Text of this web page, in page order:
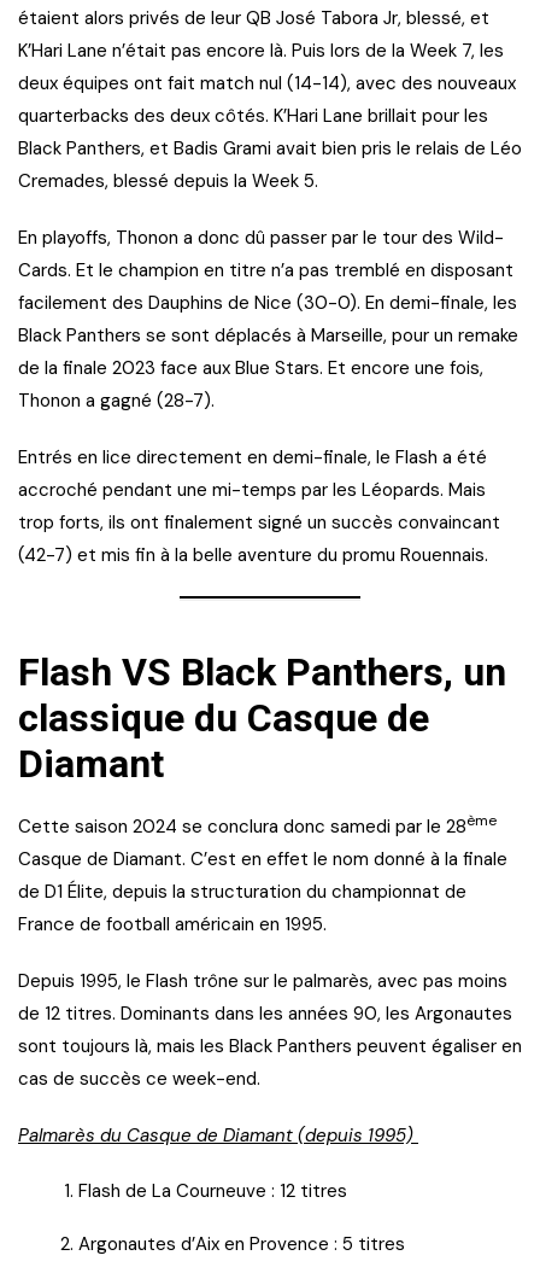
étaient alors privés de leur QB José Tabora Jr, blessé, et
K’Hari Lane n’était pas encore là. Puis lors de la Week 7, les
deux équipes ont fait match nul (14-14), avec des nouveaux
quarterbacks des deux côtés. K’Hari Lane brillait pour les
Black Panthers, et Badis Grami avait bien pris le relais de Léo
Cremades, blessé depuis la Week 5.
En playoffs, Thonon a donc dû passer par le tour des Wild-
Cards. Et le champion en titre n’a pas tremblé en disposant
facilement des Dauphins de Nice (30-0). En demi-finale, les
Black Panthers se sont déplacés à Marseille, pour un remake
de la finale 2023 face aux Blue Stars. Et encore une fois,
Thonon a gagné (28-7).
Entrés en lice directement en demi-finale, le Flash a été
accroché pendant une mi-temps par les Léopards. Mais
trop forts, ils ont finalement signé un succès convaincant
(42-7) et mis fin à la belle aventure du promu Rouennais.
Flash VS Black Panthers, un
classique du Casque de
Diamant
Cette saison 2024 se conclura donc samedi par le 28ème
Casque de Diamant. C’est en effet le nom donné à la finale
de D1 Élite, depuis la structuration du championnat de
France de football américain en 1995.
Depuis 1995, le Flash trône sur le palmarès, avec pas moins
de 12 titres. Dominants dans les années 90, les Argonautes
sont toujours là, mais les Black Panthers peuvent égaliser en
cas de succès ce week-end.
Palmarès du Casque de Diamant (depuis 1995)
Flash de La Courneuve : 12 titres
Argonautes d’Aix en Provence : 5 titres